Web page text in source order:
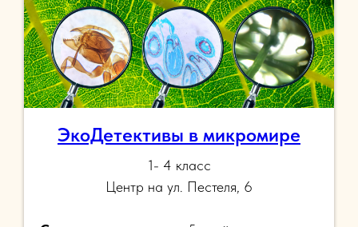
ЭкоДетективы в микромире
1- 4 класс
Центр на ул. Пестеля, 6